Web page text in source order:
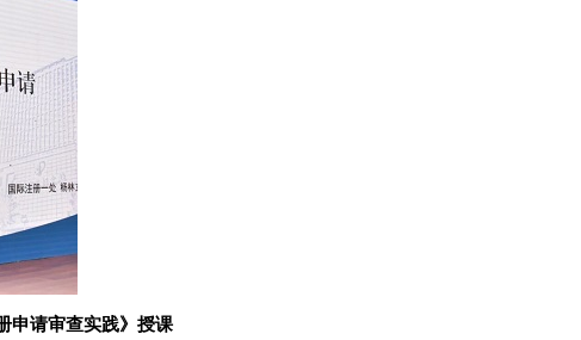
申请审查实践》授课